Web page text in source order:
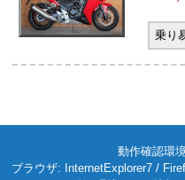
乗り
動作確認環
ブラウザ: InternetExplorer7 /